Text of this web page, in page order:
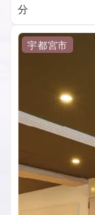
分
宇都宮市